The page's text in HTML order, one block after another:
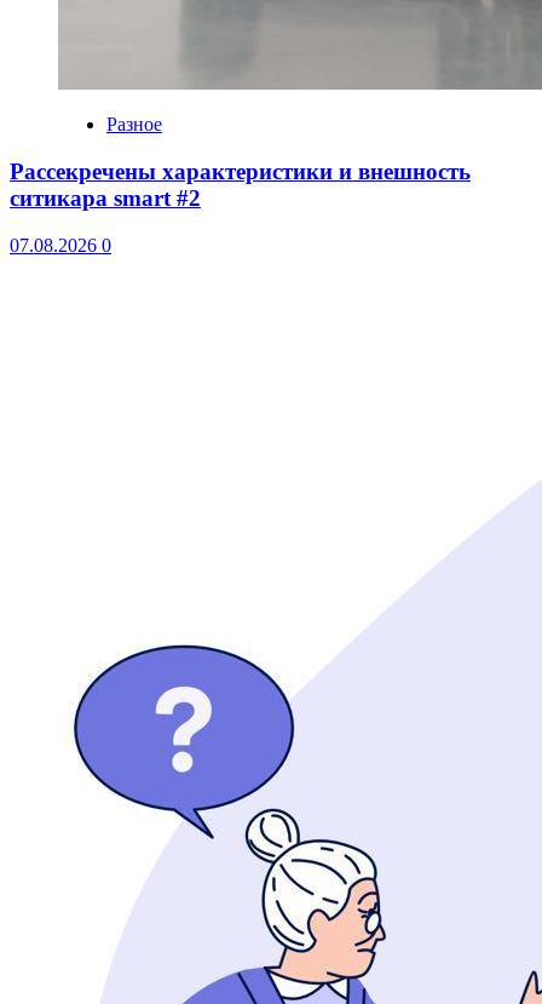
Разное
Рассекречены характеристики и внешность
ситикара smart #2
07.08.2026 0